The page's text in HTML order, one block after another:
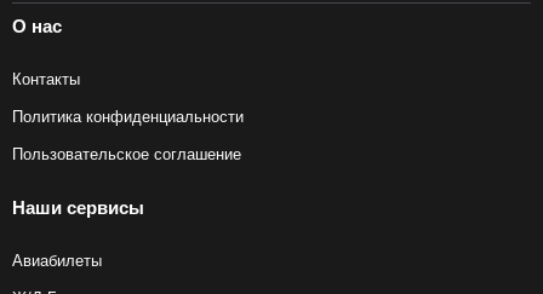
О нас
Контакты
Политика конфиденциальности
Пользовательское соглашение
Наши сервисы
Авиабилеты